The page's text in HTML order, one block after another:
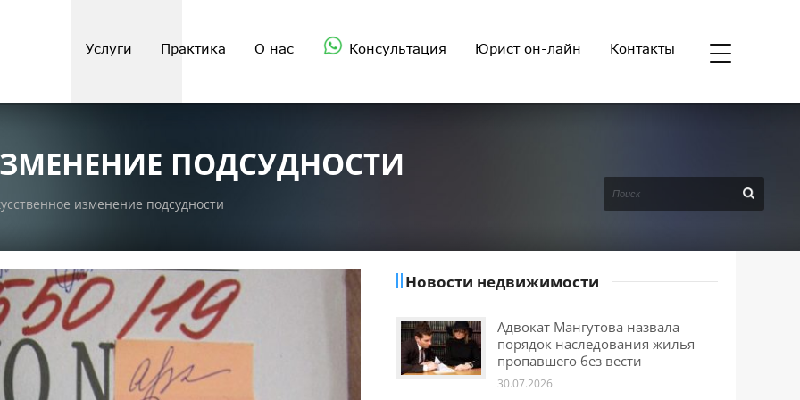
Услуги Практика О нас Консультация Юрист он-лайн Контакты
ПОДСУДНОСТИ
изменение подсудности
Новости недвижимости
Адвокат Мангутова назвала
порядок наследования жилья
пропавшего без вести
30.07.2026